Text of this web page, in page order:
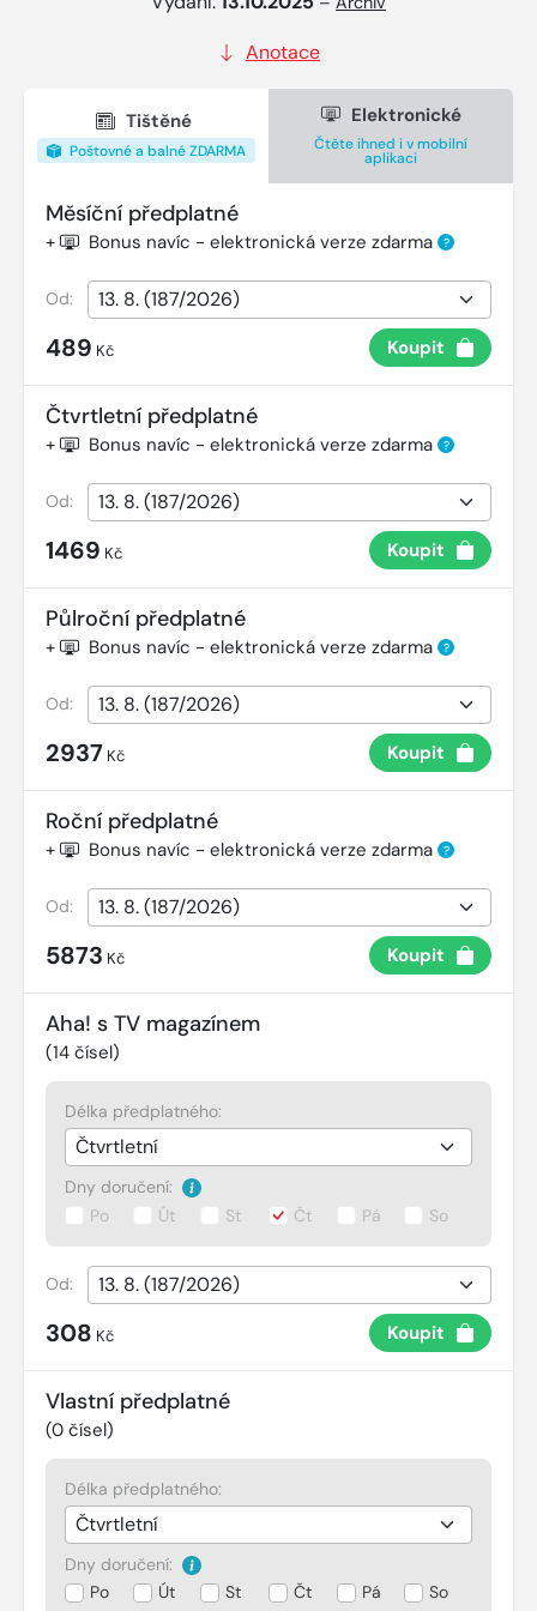
Anotace
Tištěné
Poštovné a balné ZDARMA
Elektronické
Čtěte ihned i v mobilní
aplikaci
Měsíční předplatné
+ Bonus navíc - elektronická verze zdarma ?
Od:
489 Kč Koupit
Čtvrtletní předplatné
+ Bonus navíc - elektronická verze zdarma ?
Od:
1469 Kč Koupit
Půlroční předplatné
+ Bonus navíc - elektronická verze zdarma ?
Od:
2937 Kč Koupit
Roční předplatné
+ Bonus navíc - elektronická verze zdarma ?
Od:
5873 Kč Koupit
Aha! s TV magazínem
(14 čísel)
Délka předplatného:
Dny doručení:
Po
Út St Čt Pá So
Od:
308 Kč Koupit
Vlastní předplatné
(0 čísel)
Délka předplatného:
Dny doručení:
Po
Út St Čt Pá So